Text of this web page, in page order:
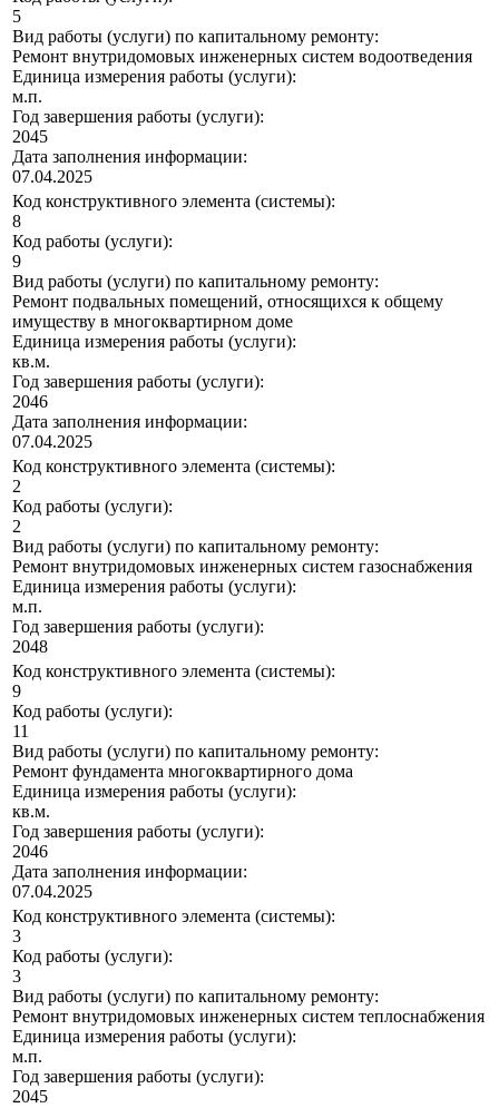
5
Вид работы (услуги) по капитальному ремонту:
Ремонт внутридомовых инженерных систем водоотведения
Единица измерения работы (услуги):
м.п.
Год завершения работы (услуги):
2045
Дата заполнения информации:
07.04.2025
Код конструктивного элемента (системы):
8
Код работы (услуги):
9
Вид работы (услуги) по капитальному ремонту:
Ремонт подвальных помещений, относящихся к общему
имуществу в многоквартирном доме
Единица измерения работы (услуги):
кв.м.
Год завершения работы (услуги):
2046
Дата заполнения информации:
07.04.2025
Код конструктивного элемента (системы):
2
Код работы (услуги):
2
Вид работы (услуги) по капитальному ремонту:
Ремонт внутридомовых инженерных систем газоснабжения
Единица измерения работы (услуги):
м.п.
Год завершения работы (услуги):
2048
Код конструктивного элемента (системы):
9
Код работы (услуги):
11
Вид работы (услуги) по капитальному ремонту:
Ремонт фундамента многоквартирного дома
Единица измерения работы (услуги):
кв.м.
Год завершения работы (услуги):
2046
Дата заполнения информации:
07.04.2025
Код конструктивного элемента (системы):
3
Код работы (услуги):
3
Вид работы (услуги) по капитальному ремонту:
Ремонт внутридомовых инженерных систем теплоснабжения
Единица измерения работы (услуги):
м.п.
Год завершения работы (услуги):
2045